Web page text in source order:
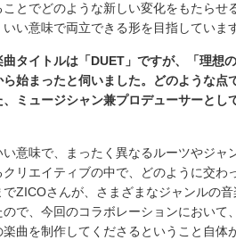
ことでどのような新しい変化をもたらせ
い意味で両立できる形を目指しています
タイトルは「DUET」ですが、「理想
ら始まったと伺いました。どのような点
ミュージシャン兼プロデューサーとし
意味で、まったく異なるルーツやジ
リエイティブの中で、どのように交わ
でZICOさんが、さまざまなジャンルの
ので、今回のコラボレーションにおい
曲を制作してくださるということ自体